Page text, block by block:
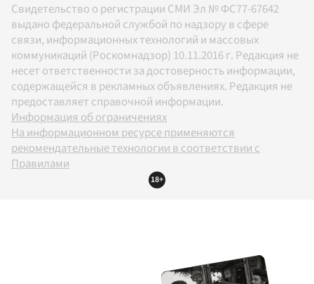
Свидетельство о регистрации СМИ Эл № ФС77-67642
выдано федеральной службой по надзору в сфере
связи, информационных технологий и массовых
коммуникаций (Роскомнадзор) 10.11.2016 г. Редакция не
несет ответственности за достоверность информации,
содержащейся в рекламных объявлениях. Редакция не
предоставляет справочной информации.
Информация об ограничениях
На информационном ресурсе применяются
рекомендательные технологии в соответствии с
Правилами
18+